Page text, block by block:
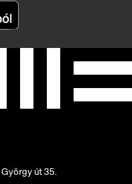
út 35.